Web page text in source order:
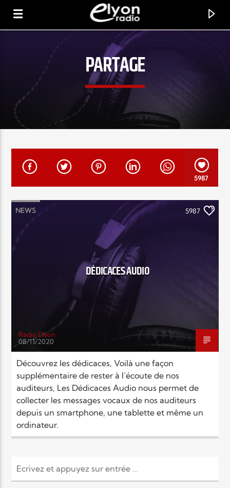
RADIO ELYON
POSITIVE ET ENCOURAGEANTE !
EN CE MOMENT
TITRE
Radio Elyon
Elyon Rhema
PARTAGE
5987
NEWS 5987
DÉDICACES AUDIO
Radio Elyon
08/11/2020
Découvrez les dédicaces, Voilà une façon
supplémentaire de rester à l’écoute de nos
auditeurs, Les Dédicaces Audio nous permet de
collecter les messages vocaux de nos auditeurs
depuis un smartphone, une tablette et même un
ordinateur.